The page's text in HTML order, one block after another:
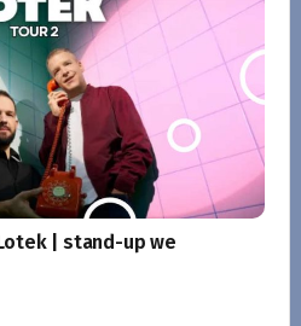
| stand-up we